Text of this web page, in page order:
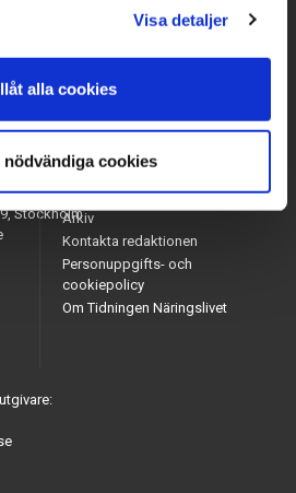
Visa detaljer
alla cookies
nödvändiga cookies
114 82 Stockholm
Stockholm
Appar
Nyhetsbrev
Arkiv
Kontakta redaktionen
Personuppgifts- och
cookiepolicy
Om Tidningen Näringslivet